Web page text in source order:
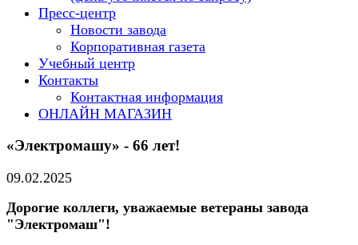
Пресс-центр
Новости завода
Корпоративная газета
Учебный центр
Контакты
Контактная информация
ОНЛАЙН МАГАЗИН
«Электромашу» - 66 лет!
09.02.2025
Дорогие коллеги, уважаемые ветераны завода
"Электромаш"!